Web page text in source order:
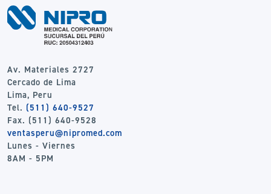
Av. Materiales 2727
Cercado de Lima
Lima, Peru
Tel. (511) 640-9527
Fax. (511) 640-9528
ventasperu@nipromed.com
Lunes - Viernes
8AM - 5PM